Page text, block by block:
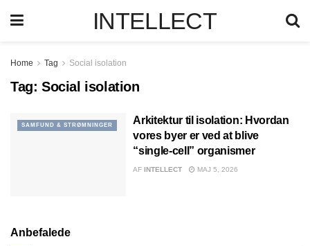
INTELLECT
Home Tag Social isolation
Tag: Social isolation
SAMFUND & STRØMNINGER
Arkitektur til isolation: Hvordan
vores byer er ved at blive
“single-cell” organismer
AF INTELLECT MAJ 5, 2026
Anbefalede